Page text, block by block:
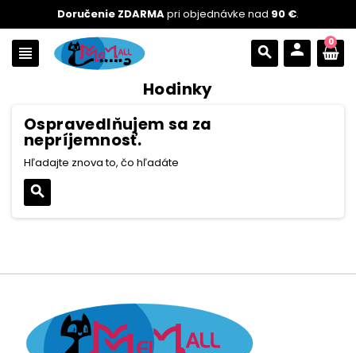
Doručenie ZDARMApri objednávke nad 90 €.
view_headline search person 0
Hodinky
Ospravedlňujem sa za
nepríjemnosť.
Hľadajte znova to, čo hľadáte
search